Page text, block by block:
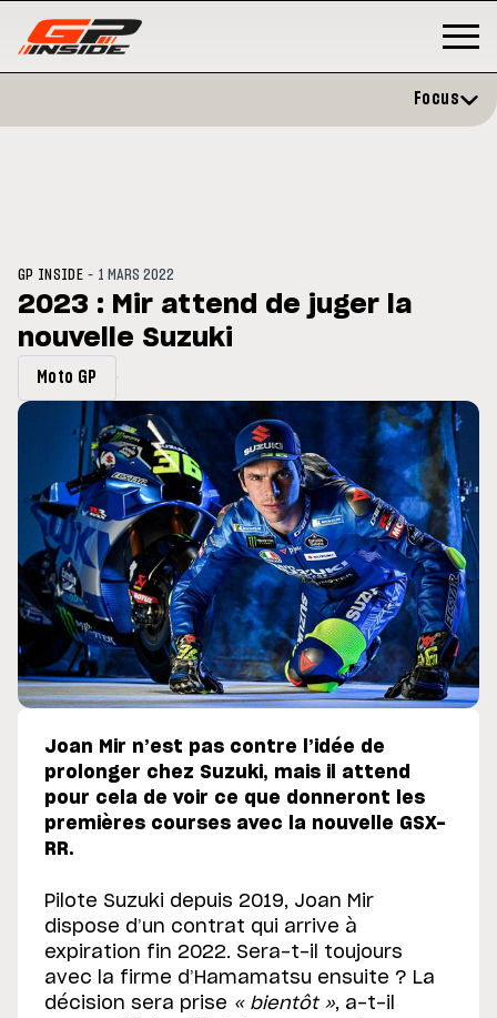
du GP de Grande-
Focus
GP INSIDE - 1 MARS 2022
2023 : Mir attend de juger la
nouvelle Suzuki
Moto GP
Joan Mir n’est pas contre l’idée de
prolonger chez Suzuki, mais il attend
pour cela de voir ce que donneront les
premières courses avec la nouvelle GSX-
RR.
Pilote Suzuki depuis 2019, Joan Mir
dispose d’un contrat qui arrive à
expiration fin 2022. Sera-t-il toujours
avec la firme d’Hamamatsu ensuite ? La
décision sera prise « bientôt », a-t-il